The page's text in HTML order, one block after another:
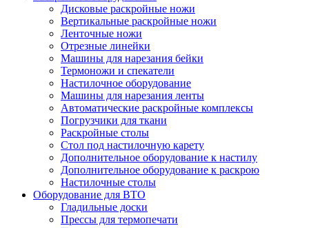
Дисковые раскройные ножи
Вертикальные раскройные ножи
Ленточные ножи
Отрезные линейки
Машины для нарезания бейки
Термоножи и спекатели
Настилочное оборудование
Машины для нарезания ленты
Автоматические раскройные комплексы
Погрузчики для ткани
Раскройные столы
Стол под настилочную карету
Дополнительное оборудование к настилу
Дополнительное оборудование к раскрою
Настилочные столы
Оборудование для ВТО
Гладильные доски
Прессы для термопечати